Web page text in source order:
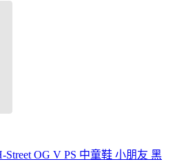
OG V PS 中童鞋 小朋友 黑